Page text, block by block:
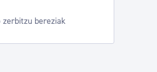
Abuztuak 8-15